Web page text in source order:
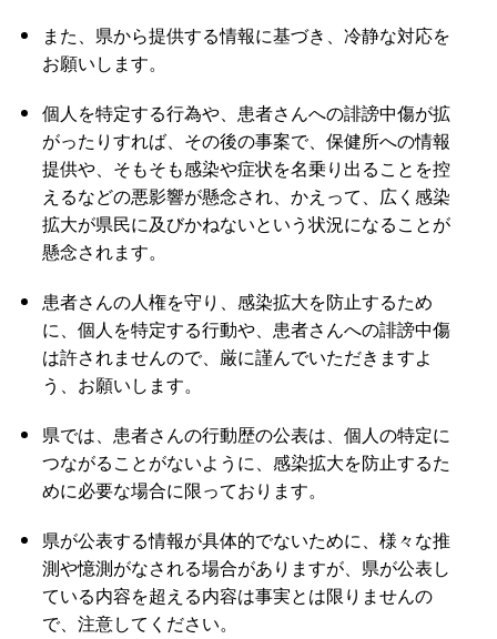
また、県から提供する情報に基づき、冷静な対応を
お願いします。
個人を特定する行為や、患者さんへの誹謗中傷が拡
がったりすれば、その後の事案で、保健所への情報
提供や、そもそも感染や症状を名乗り出ることを控
えるなどの悪影響が懸念され、かえって、広く感染
拡大が県民に及びかねないという状況になることが
懸念されます。
患者さんの人権を守り、感染拡大を防止するため
に、個人を特定する行動や、患者さんへの誹謗中傷
は許されませんので、厳に謹んでいただきますよ
う、お願いします。
県では、患者さんの行動歴の公表は、個人の特定に
つながることがないように、感染拡大を防止するた
めに必要な場合に限っております。
県が公表する情報が具体的でないために、様々な推
測や憶測がなされる場合がありますが、県が公表し
ている内容を超える内容は事実とは限りませんの
で、注意してください。